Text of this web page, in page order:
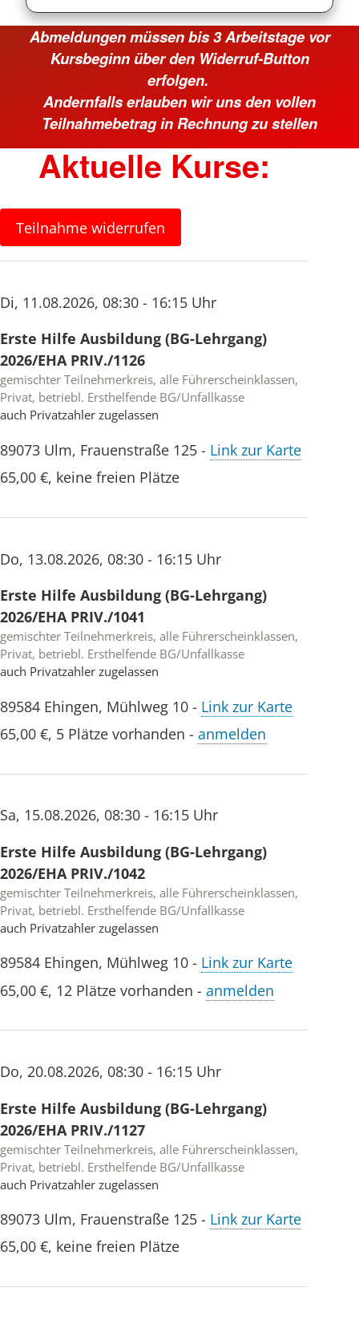
Abmeldungen müssen bis 3 Arbeitstage vor
Kursbeginn über den Widerruf-Button
erfolgen.
Andernfalls erlauben wir uns den vollen
Teilnahmebetrag in Rechnung zu stellen
Aktuelle Kurse:
Teilnahme widerrufen
Di, 11.08.2026, 08:30 - 16:15 Uhr
Erste Hilfe Ausbildung (BG-Lehrgang)
2026/EHA PRIV./1126
gemischter Teilnehmerkreis, alle Führerscheinklassen,
Privat, betriebl. Ersthelfende BG/Unfallkasse
auch Privatzahler zugelassen
89073 Ulm, Frauenstraße 125 - Link zur Karte
65,00 €, keine freien Plätze
Do, 13.08.2026, 08:30 - 16:15 Uhr
Erste Hilfe Ausbildung (BG-Lehrgang)
2026/EHA PRIV./1041
gemischter Teilnehmerkreis, alle Führerscheinklassen,
Privat, betriebl. Ersthelfende BG/Unfallkasse
auch Privatzahler zugelassen
89584 Ehingen, Mühlweg 10 - Link zur Karte
65,00 €, 5 Plätze vorhanden - anmelden
Sa, 15.08.2026, 08:30 - 16:15 Uhr
Erste Hilfe Ausbildung (BG-Lehrgang)
2026/EHA PRIV./1042
gemischter Teilnehmerkreis, alle Führerscheinklassen,
Privat, betriebl. Ersthelfende BG/Unfallkasse
auch Privatzahler zugelassen
89584 Ehingen, Mühlweg 10 - Link zur Karte
65,00 €, 12 Plätze vorhanden - anmelden
Do, 20.08.2026, 08:30 - 16:15 Uhr
Erste Hilfe Ausbildung (BG-Lehrgang)
2026/EHA PRIV./1127
gemischter Teilnehmerkreis, alle Führerscheinklassen,
Privat, betriebl. Ersthelfende BG/Unfallkasse
auch Privatzahler zugelassen
89073 Ulm, Frauenstraße 125 - Link zur Karte
65,00 €, keine freien Plätze